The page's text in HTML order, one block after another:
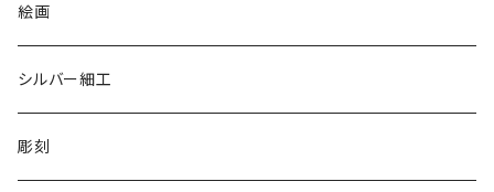
リバーシブル エコバッグ
絵画
シルバー細工
彫刻